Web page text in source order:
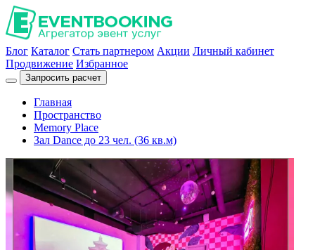
Блог Каталог Стать партнером Акции Личный кабинет
Продвижение Избранное
Запросить расчет
Главная
Пространство
Memory Place
Зал Dance до 23 чел. (36 кв.м)